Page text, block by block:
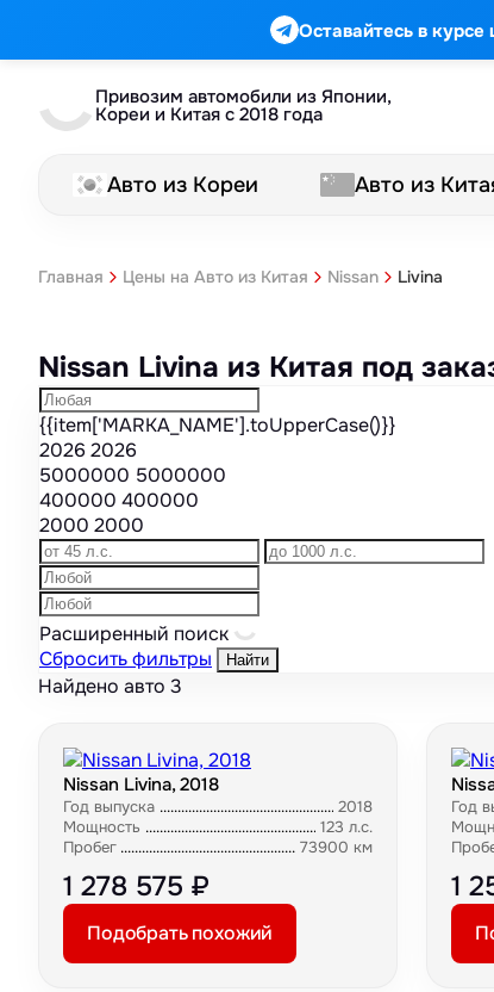
Оставайтесь в курсе
Привозим автомобили из Японии,
Кореи и Китая с 2018 года
Авто из Кореи Авто из
Главная Цены на Авто из Китая Nissan Livina
Nissan Livina из Китая под
{{item['MARKA_NAME'].toUpperCase()}}
2026 2026
5000000 5000000
400000 400000
2000 2000
Расширенный поиск
Сбросить фильтры
Найти
Найдено авто 3
Nissan Livina, 2018
Год выпуска
2018
Мощность
123 л.с.
Пробег
73900 км
1 278 575 ₽
Подобрать похожий
Год
1